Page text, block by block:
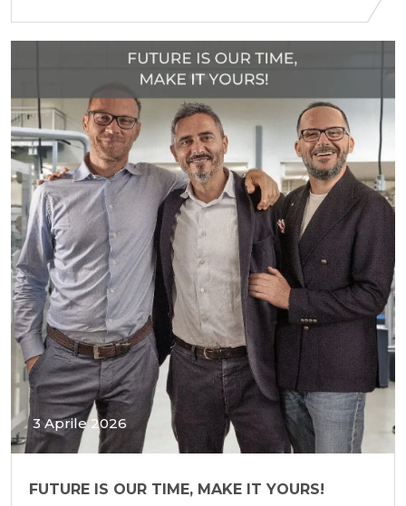
3 Aprile 2026
FUTURE IS OUR TIME, MAKE IT YOURS!